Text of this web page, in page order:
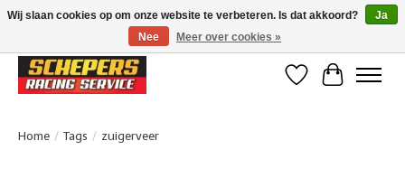
Klanten beoordelen ons met een 4,8/5 op Google reviews
Verlanglijst
Home / Tags / zuigerveer
Wij slaan cookies op om onze website te verbeteren. Is dat akkoord?
Ja
Nee
Meer over cookies »